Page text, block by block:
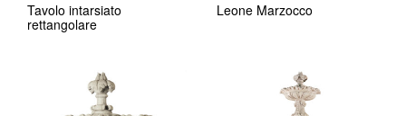
Tavolo intarsiato
rettangolare
Leone Marzocco